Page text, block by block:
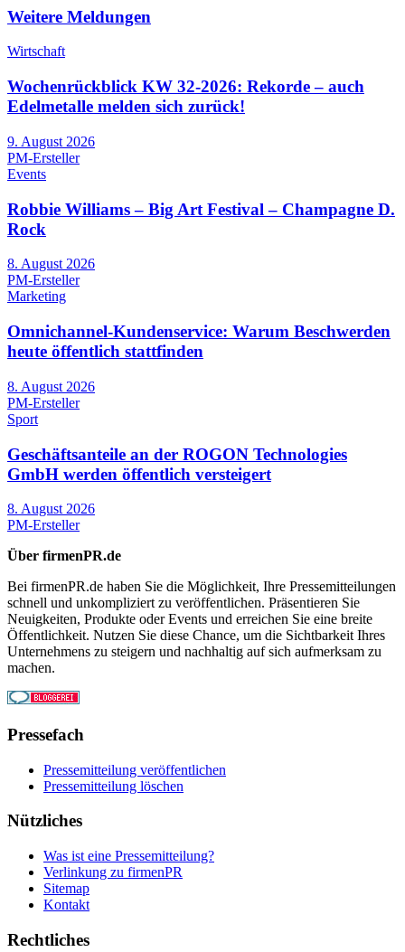
Weitere Meldungen
Wirtschaft
Wochenrückblick KW 32-2026: Rekorde – auch
Edelmetalle melden sich zurück!
9. August 2026
PM-Ersteller
Events
Robbie Williams – Big Art Festival – Champagne D.
Rock
8. August 2026
PM-Ersteller
Marketing
Omnichannel-Kundenservice: Warum Beschwerden
heute öffentlich stattfinden
8. August 2026
PM-Ersteller
Sport
Geschäftsanteile an der ROGON Technologies
GmbH werden öffentlich versteigert
8. August 2026
PM-Ersteller
Über firmenPR.de
Bei firmenPR.de haben Sie die Möglichkeit, Ihre Pressemitteilungen
schnell und unkompliziert zu veröffentlichen. Präsentieren Sie
Neuigkeiten, Produkte oder Events und erreichen Sie eine breite
Öffentlichkeit. Nutzen Sie diese Chance, um die Sichtbarkeit Ihres
Unternehmens zu steigern und nachhaltig auf sich aufmerksam zu
machen.
Pressefach
Pressemitteilung veröffentlichen
Pressemitteilung löschen
Nützliches
Was ist eine Pressemitteilung?
Verlinkung zu firmenPR
Sitemap
Kontakt
Rechtliches